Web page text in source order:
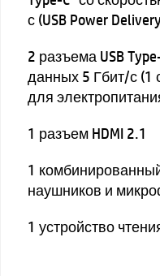
с (USB Power
2 разъема USB
данных 5 Гбит/с (1
для
1 разъем HDMI 2.1
1
наушников и
1 устройство